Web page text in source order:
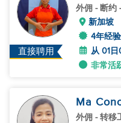
直接聘用
外佣 - 断约
新加坡
4年经验
从 01
非常活
Ma
外佣 - 转移